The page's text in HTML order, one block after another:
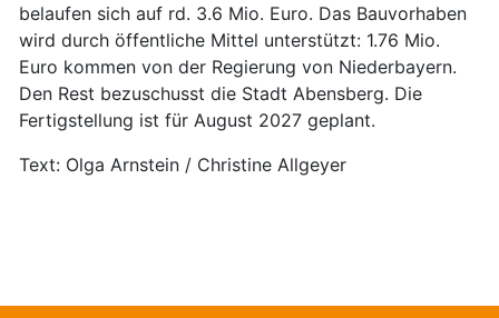
belaufen sich auf rd. 3.6 Mio. Euro. Das Bauvorhaben
wird durch öffentliche Mittel unterstützt: 1.76 Mio.
Euro kommen von der Regierung von Niederbayern.
Den Rest bezuschusst die Stadt Abensberg. Die
Fertigstellung ist für August 2027 geplant.
Text: Olga Arnstein / Christine Allgeyer